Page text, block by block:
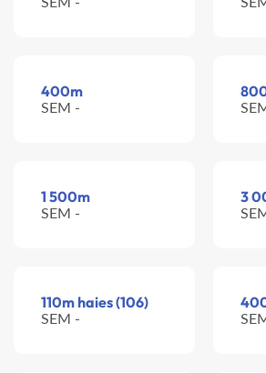
400m
SEM -
1 500m
SEM -
3
110m haies (106)
SEM -